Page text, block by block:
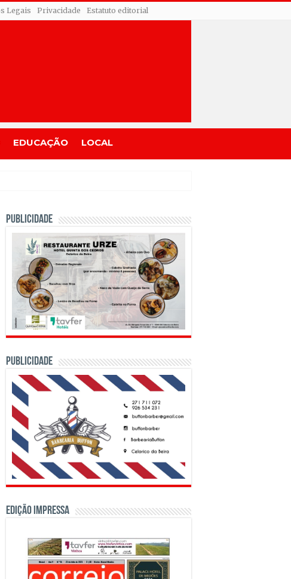
Legais Privacidade Estatuto editorial
EDUCAÇÃO LOCAL
PUBLICIDADE
PUBLICIDADE
Edição Impressa